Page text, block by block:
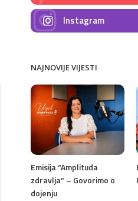
Instagram
NAJNOVIJE VIJESTI
Emisija “Amplituda
zdravlja” – Govorimo o
dojenju